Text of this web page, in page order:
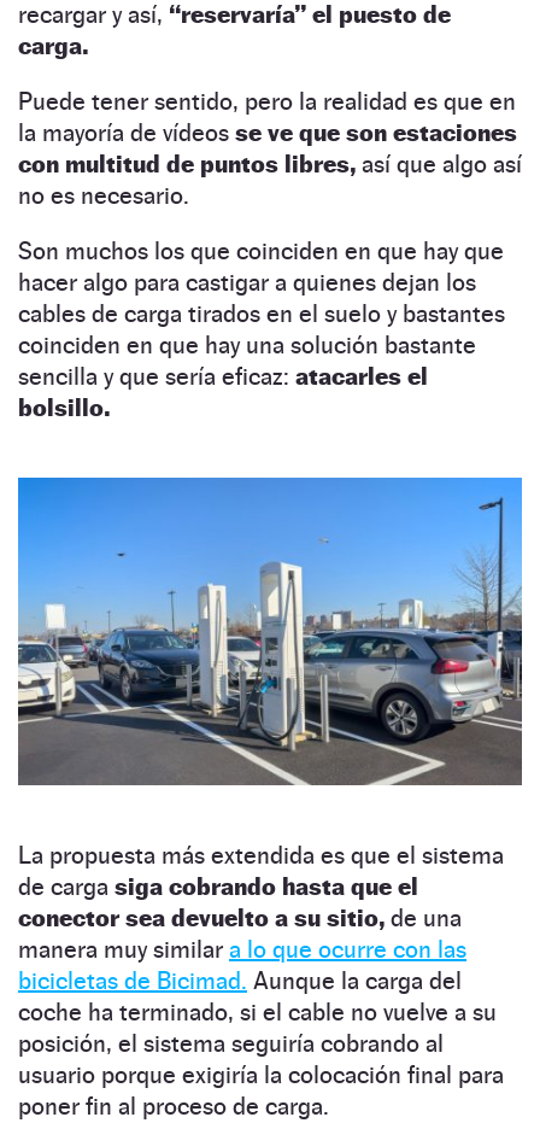
recargar y así, “reservaría” el puesto de
carga.
Puede tener sentido, pero la realidad es que en
la mayoría de vídeos se ve que son estaciones
con multitud de puntos libres, así que algo así
no es necesario.
Son muchos los que coinciden en que hay que
hacer algo para castigar a quienes dejan los
cables de carga tirados en el suelo y bastantes
coinciden en que hay una solución bastante
sencilla y que sería eficaz: atacarles el
bolsillo.
La propuesta más extendida es que el sistema
de carga siga cobrando hasta que el
conector sea devuelto a su sitio, de una
manera muy similar a lo que ocurre con las
bicicletas de Bicimad. Aunque la carga del
coche ha terminado, si el cable no vuelve a su
posición, el sistema seguiría cobrando al
usuario porque exigiría la colocación final para
poner fin al proceso de carga.